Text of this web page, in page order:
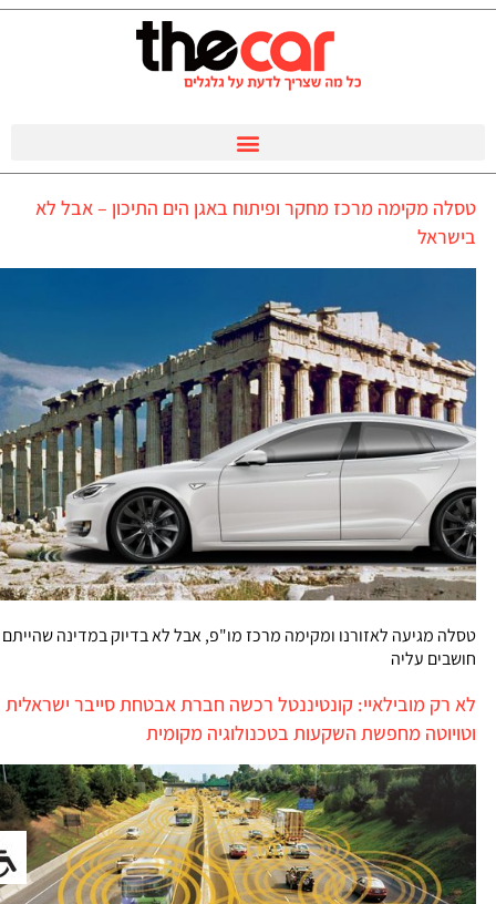
טסלה מקימה מרכז מחקר ופיתוח באגן הים התיכון – אבל לא
בישראל
טסלה מגיעה לאזורנו ומקימה מרכז מו"פ, אבל לא בדיוק במדינה שהייתם
חושבים עליה
לא רק מובילאיי: קונטיננטל רכשה חברת אבטחת סייבר ישראלית
וטויוטה מחפשת השקעות בטכנולוגיה מקומית